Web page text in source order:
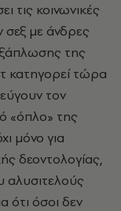
τις κοινωνικές
σεξ με άνδρες
της
κατηγορεί τώρα
τον
«όπλο» της
μόνο για
δεοντολογίας,
αλυσιτελούς
ότι όσοι δεν